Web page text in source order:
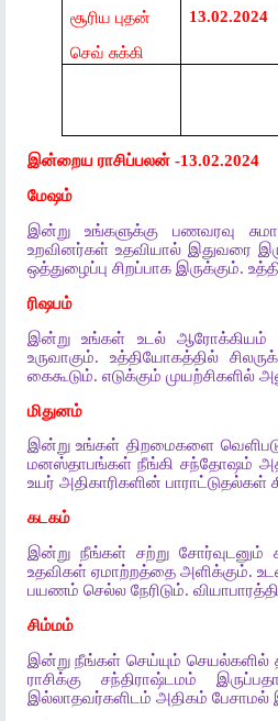
13.02.2024
சூரிய புதன்
செவ் சுக்கி
இன்றைய ராசிப்பலன் -13.02.2024
மேஷம்
இன்று உங்களுக்கு பணவரவு
உறவினர்கள் உதவியால் இதுவரை
ஒத்துழைப்பு சிறப்பாக இருக்கும்.
ரிஷபம்
இன்று உங்கள் உடல் ஆரோக்கியம்
உருவாகும். உத்தியோகத்தில்
கைகூடும். எடுக்கும் முயற்சிகளில்
மிதுனம்
இன்று உங்கள் திறமைகளை
மனஸ்தாபங்கள் நீங்கி சந்தோஷம்
உயர் அதிகாரிகளின் பாராட்டுதல்கள்
கடகம்
இன்று நீங்கள் சற்று சோர்வுடனும்
உதவிகள் ஏமாற்றத்தை அளிக்கும்.
பயணம் செல்ல நேரிடும்.
சிம்மம்
இன்று நீங்கள் செய்யும் செயல்களில்
ராசிக்கு சந்திராஷ்டமம்
இல்லாதவர்களிடம் அதிகம் பேசாமல்